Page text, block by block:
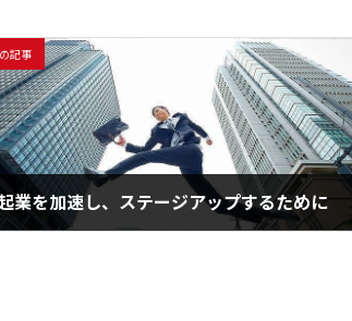
記事
業を加速し、ステージアップするために